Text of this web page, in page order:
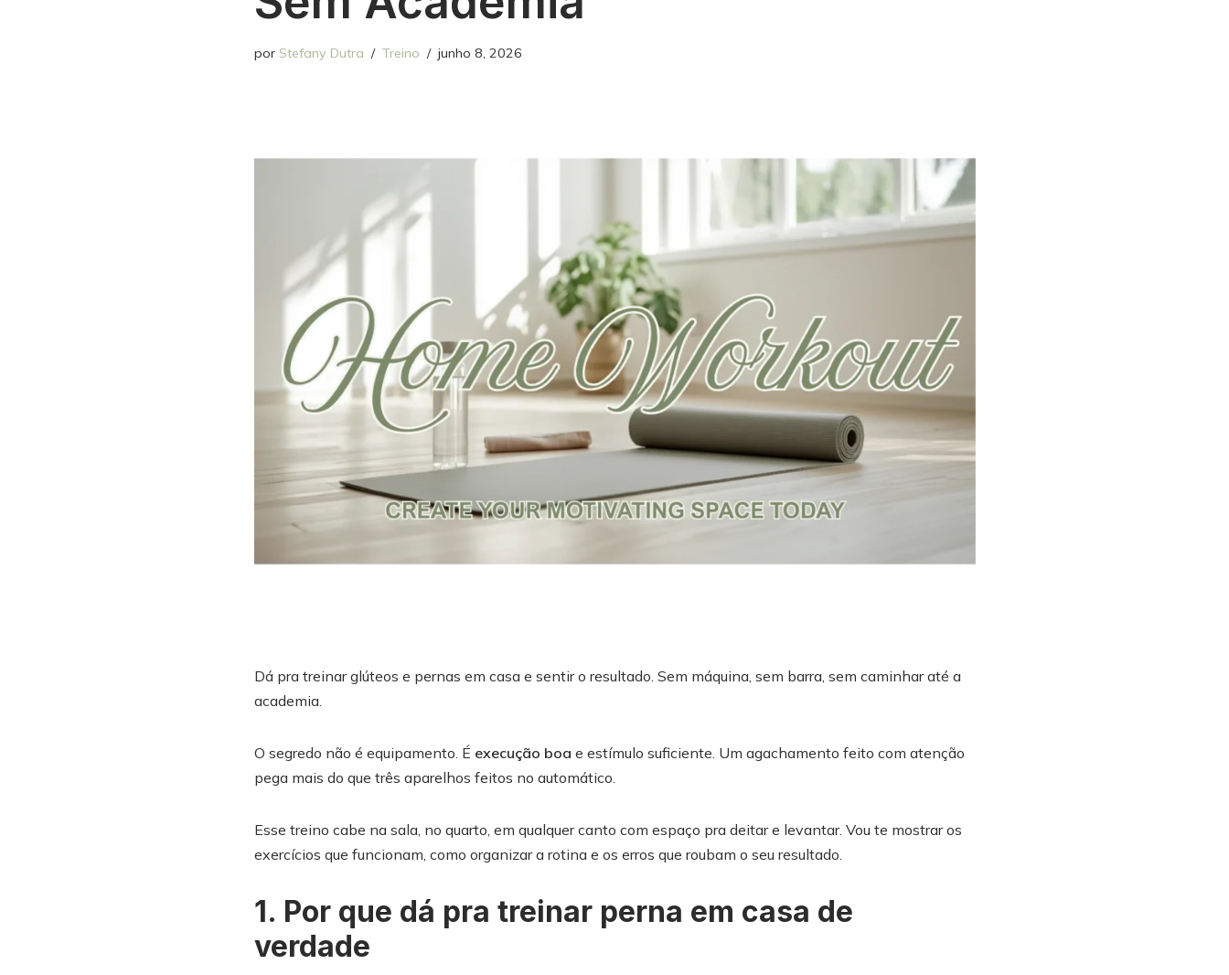
por Stefany Dutra Treino junho 8, 2026
Dá pra treinar glúteos e pernas em casa e sentir o resultado. Sem máquina, sem barra, sem caminhar até a
academia.
O segredo não é equipamento. É execução boa e estímulo suficiente. Um agachamento feito com atenção
pega mais do que três aparelhos feitos no automático.
Esse treino cabe na sala, no quarto, em qualquer canto com espaço pra deitar e levantar. Vou te mostrar os
exercícios que funcionam, como organizar a rotina e os erros que roubam o seu resultado.
1. Por que dá pra treinar perna em casa de
verdade